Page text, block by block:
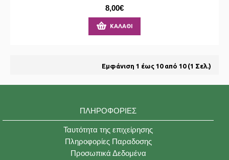
8,00€
ΚΑΛΆΘΙ
Εμφάνιση 1 έως 10 από 10 (1 Σελ.)
ΠΛΗΡΟΦΟΡΊΕΣ
Ταυτότητα της επιχείρησης
Πληροφορίες Παραδοσης
Προσωπικά Δεδομένα